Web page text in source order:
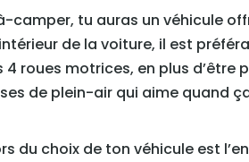
camper, tu auras un véhicule
de la voiture, il est
roues motrices, en plus d’être
de plein-air qui aime quand
du choix de ton véhicule est